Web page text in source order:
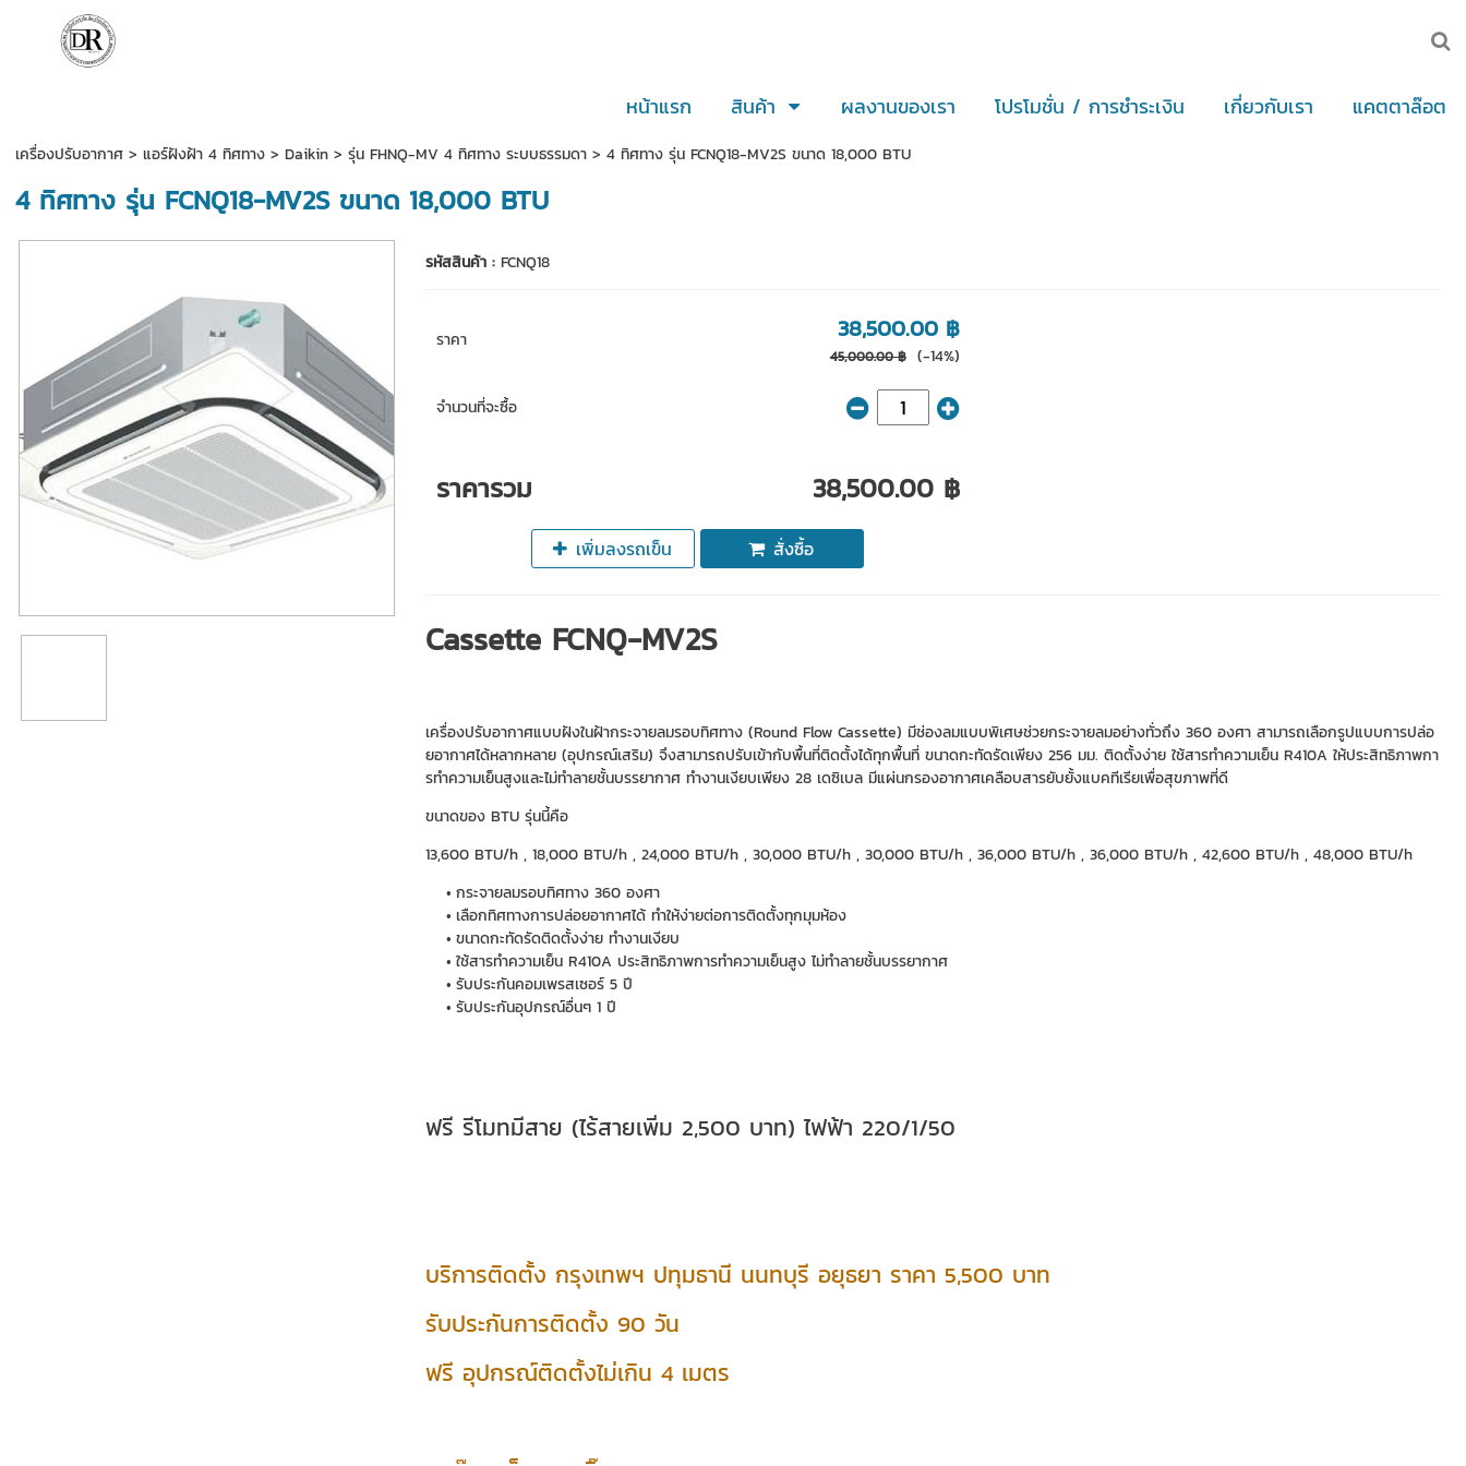
หน้าแรก สินค้า ผลงานของเรา โปรโมชั่น / การชำระเงิน เกี่ยวกับเรา แคตตาล๊อต
เครื่องปรับอากาศ> แอร์ฝังฝ้า 4 ทิศทาง> Daikin> รุ่น FHNQ-MV 4 ทิศทาง ระบบธรรมดา> 4 ทิศทาง รุ่น FCNQ18-MV2S ขนาด 18,000 BTU
4 ทิศทาง รุ่น FCNQ18-MV2S ขนาด 18,000 BTU
รหัสสินค้า : FCNQ18
ราคา 38,500.00 ฿
45,000.00 ฿ (-14%)
จำนวนที่จะซื้อ
ราคารวม 38,500.00 ฿
เพิ่มลงรถเข็น สั่งซื้อ
Cassette FCNQ-MV2S
เครื่องปรับอากาศแบบฝังในฝ้ากระจายลมรอบทิศทาง (Round Flow Cassette) มีช่องลมแบบพิเศษช่วยกระจายลมอย่างทั่วถึง 360 องศา สามารถเลือกรูปแบบการปล่อ
ยอากาศได้หลากหลาย (อุปกรณ์เสริม) จึงสามารถปรับเข้ากับพื้นที่ติดตั้งได้ทุกพื้นที่ ขนาดกะทัดรัดเพียง 256 มม. ติดตั้งง่าย ใช้สารทำความเย็น R410A ให้ประสิทธิภาพกา
รทำความเย็นสูงและไม่ทำลายชั้นบรรยากาศ ทำงานเงียบเพียง 28 เดซิเบล มีแผ่นกรองอากาศเคลือบสารยับยั้งแบคทีเรียเพื่อสุขภาพที่ดี
ขนาดของ BTU รุ่นนี้คือ
13,600 BTU/h , 18,000 BTU/h , 24,000 BTU/h , 30,000 BTU/h , 30,000 BTU/h , 36,000 BTU/h , 36,000 BTU/h , 42,600 BTU/h , 48,000 BTU/h
กระจายลมรอบทิศทาง 360 องศา
เลือกทิศทางการปล่อยอากาศได้ ทำให้ง่ายต่อการติดตั้งทุกมุมห้อง
ขนาดกะทัดรัดติดตั้งง่าย ทำงานเงียบ
ใช้สารทำความเย็น R410A ประสิทธิภาพการทำความเย็นสูง ไม่ทำลายชั้นบรรยากาศ
รับประกันคอมเพรสเซอร์ 5 ปี
รับประกันอุปกรณ์อื่นๆ 1 ปี
ฟรี รีโมทมีสาย (ไร้สายเพิ่ม 2,500 บาท) ไฟฟ้า 220/1/50
บริการติดตั้ง กรุงเทพฯ ปทุมธานี นนทบุรี อยุธยา ราคา 5,500 บาท
รับประกันการติดตั้ง 90 วัน
ฟรี อุปกรณ์ติดตั้งไม่เกิน 4 เมตร